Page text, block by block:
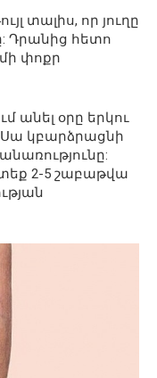
տալիս, որ յուղը
Դրանից հետո
փոքր
անել օրը երկու
կբարձրացնի
2-5 շաբաթվա